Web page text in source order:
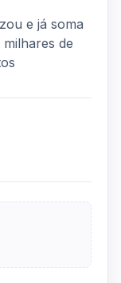
e já soma
de